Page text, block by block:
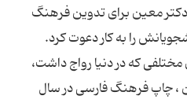
دکتر معین برای تدوین فرهنگ
400 نفر از دانشجویانش را به کار دعوت کرد.
که در دنیا رواج داشت،
، چاپ فرهنگ فارسی در سال